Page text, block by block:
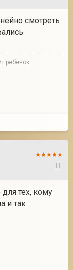
смотреть
ребенок
тех, кому
и так